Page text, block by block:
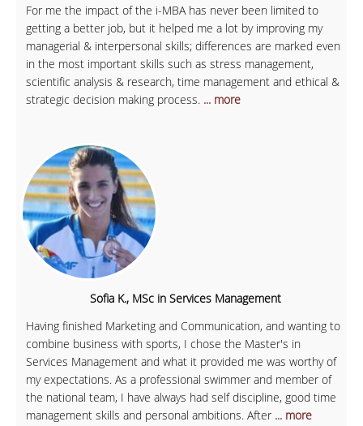
For me the impact of the i-MBA has never been limited to
getting a better job, but it helped me a lot by improving my
managerial & interpersonal skills; differences are marked even
in the most important skills such as stress management,
scientific analysis & research, time management and ethical &
strategic decision making process. ... more
Sofia K., MSc in Services Management
Having finished Marketing and Communication, and wanting to
combine business with sports, I chose the Master's in
Services Management and what it provided me was worthy of
my expectations. As a professional swimmer and member of
the national team, I have always had self discipline, good time
management skills and personal ambitions. After ... more